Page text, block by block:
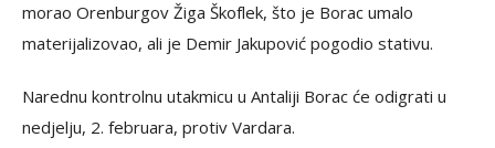
morao Orenburgov Žiga Škoflek, što je Borac umalo
materijalizovao, ali je Demir Jakupović pogodio stativu.
Narednu kontrolnu utakmicu u Antaliji Borac će odigrati u
nedjelju, 2. februara, protiv Vardara.